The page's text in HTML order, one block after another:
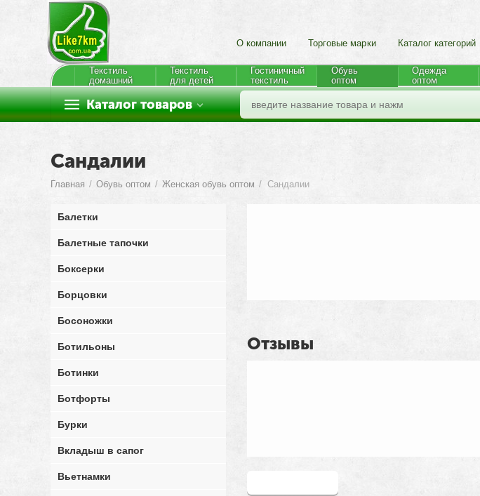
О компании Торговые марки Каталог категорий
Текстиль
домашний
Текстиль
для детей
Гостиничный
текстиль
Обувь
оптом
Одежда
оптом
Каталог товаров
Сандалии
Главная / Обувь оптом / Женская обувь оптом / Сандалии
Отзывы
Балетки
Балетные тапочки
Боксерки
Борцовки
Босоножки
Ботильоны
Ботинки
Ботфорты
Бурки
Вкладыш в сапог
Вьетнамки